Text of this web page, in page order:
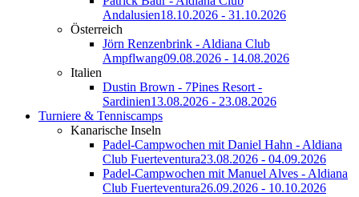
Andalusien18.10.2026 - 31.10.2026
Österreich
Jörn Renzenbrink - Aldiana Club
Ampflwang09.08.2026 - 14.08.2026
Italien
Dustin Brown - 7Pines Resort -
Sardinien13.08.2026 - 23.08.2026
Turniere & Tenniscamps
Kanarische Inseln
Padel-Campwochen mit Daniel Hahn - Aldiana
Club Fuerteventura23.08.2026 - 04.09.2026
Padel-Campwochen mit Manuel Alves - Aldiana
Club Fuerteventura26.09.2026 - 10.10.2026